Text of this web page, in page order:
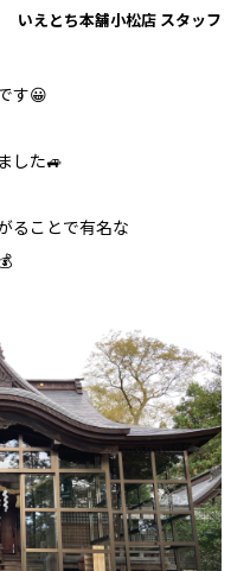
いえとち本舗小松店 スタッフ
す😀
した🚙
ることで有名な